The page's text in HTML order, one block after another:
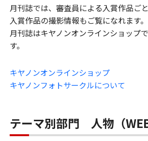
月刊誌では、審査員による入賞作品ご
入賞作品の撮影情報もご覧になれます。
月刊誌はキヤノンオンラインショップ
す。
キヤノンオンラインショップ
キヤノンフォトサークルについて
テーマ別部門 人物（WEB